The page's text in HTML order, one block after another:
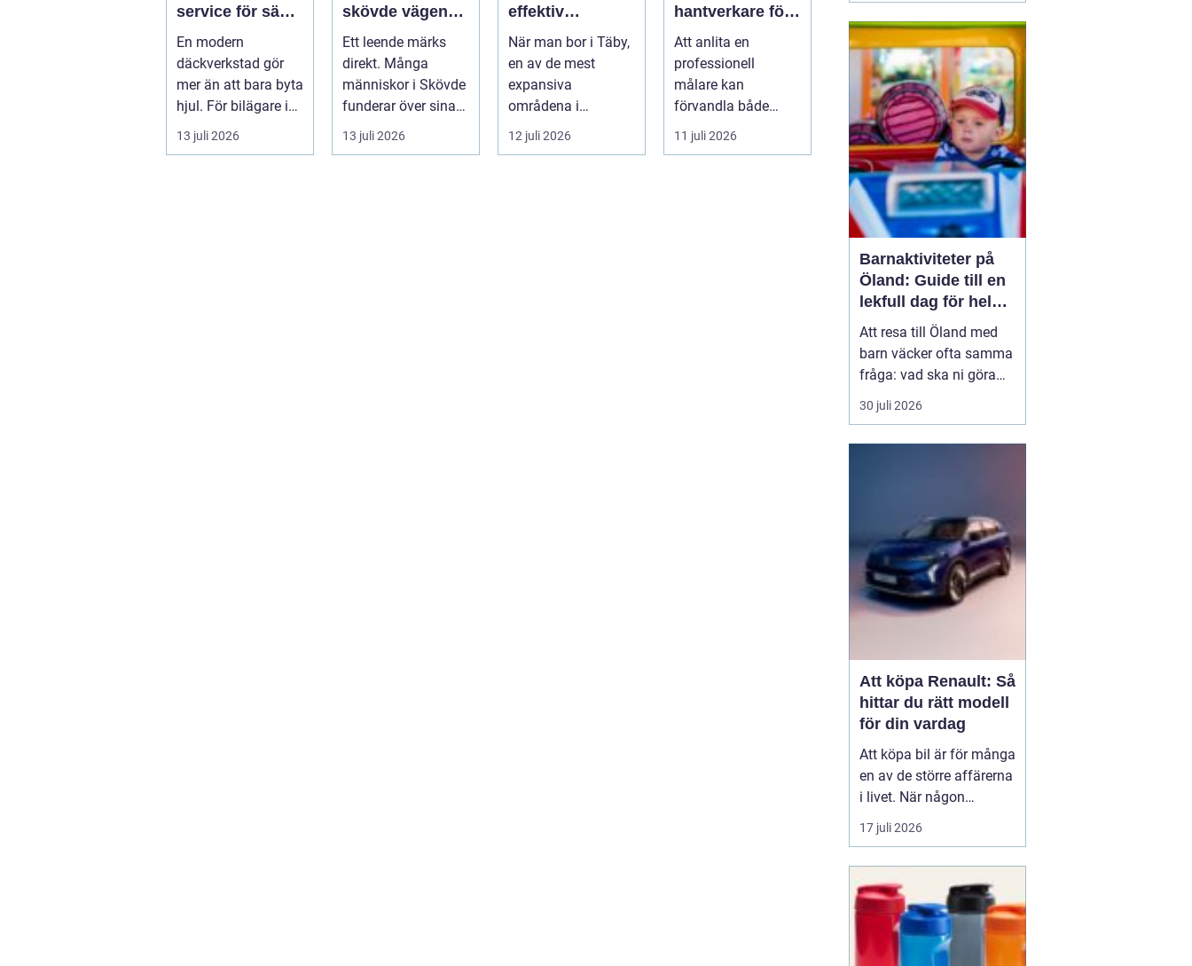
service för säkra
mil året runt
En modern
däckverkstad gör
mer än att bara byta
hjul. För bilägare i
Stockholm handlar
valet av däck...
13 juli 2026
skövde vägen
till ett leende du
trivs med
Ett leende märks
direkt. Många
människor i Skövde
funderar över sina
tänder, men skjuter
upp att gör...
13 juli 2026
effektiv
elinstallation i
norrort
När man bor i Täby,
en av de mest
expansiva
områdena i
Stockholms norrort,
är b...
12 juli 2026
hantverkare för
hem och företag
Att anlita en
professionell
målare kan
förvandla både
bostad och
arbetsplats på kort
11 juli 2026
områden spelar havet en
central roll för både
ekonomi och livskvalitet.
När fler söker sig mot
nat...
Barnaktiviteter på
Öland: Guide till en
lekfull dag för hela
familjen
Att resa till Öland med
barn väcker ofta samma
fråga: vad ska ni göra
för att alla ska trivas,
oavsett ålder och
30 juli 2026
Att köpa Renault: Så
hittar du rätt modell
för din vardag
Att köpa bil är för många
en av de större affärerna
i livet. När någon
funderar på att köpa
Renault Skåne
17 juli 2026